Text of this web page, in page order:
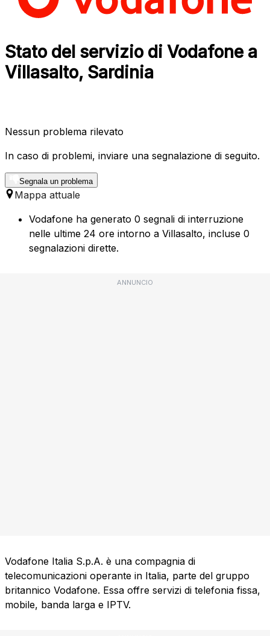
Stato del servizio di Vodafone a
Villasalto, Sardinia
Nessun problema rilevato
In caso di problemi, inviare una segnalazione di seguito.
Segnala un problema
Mappa attuale
Vodafone ha generato 0 segnali di interruzione
nelle ultime 24 ore intorno a Villasalto, incluse 0
segnalazioni dirette.
ANNUNCIO
Vodafone Italia S.p.A. è una compagnia di
telecomunicazioni operante in Italia, parte del gruppo
britannico Vodafone. Essa offre servizi di telefonia fissa,
mobile, banda larga e IPTV.